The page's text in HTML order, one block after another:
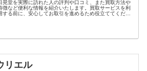
晃堂を実際に訪れた人の評判や口コミ、また買取方法や
徴など便利な情報を紹介いたします。買取サービスを利
する前に、安心してお取引を進めるため役立ててくださ
リエル